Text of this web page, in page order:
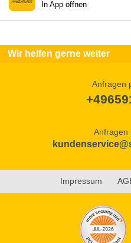
In App öffnen
Wir helfen gerne weiter
Anfragen
Anfragen
Impressum